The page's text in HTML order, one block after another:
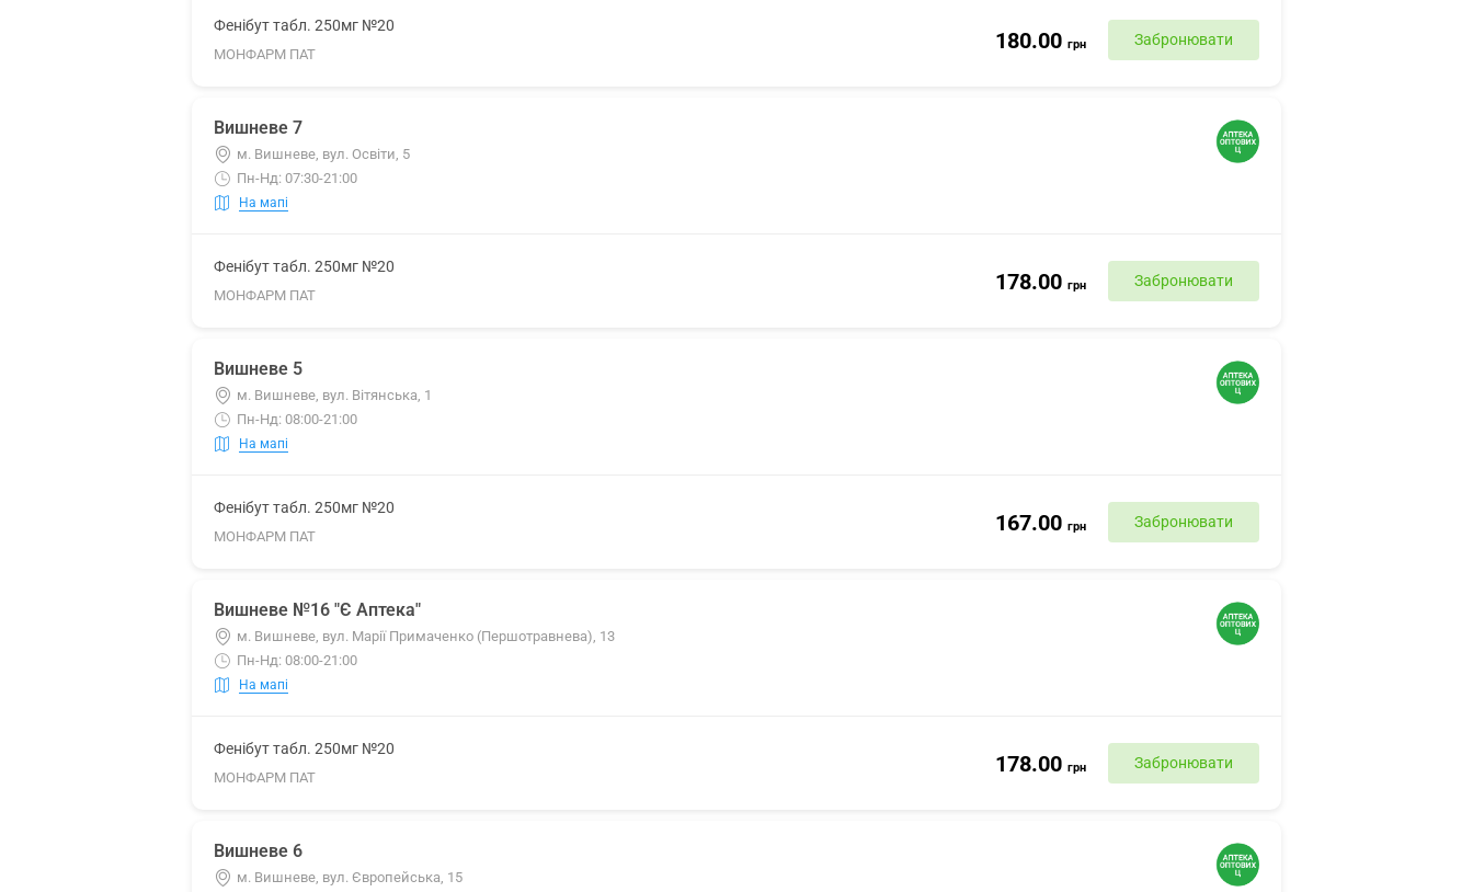
Фенібут табл. 250мг №20
МОНФАРМ ПАТ
180.00 грн Забронювати
Вишневе 7
м. Вишневе, вул. Освіти, 5
Пн-Нд: 07:30-21:00
На мапі
Фенібут табл. 250мг №20
МОНФАРМ ПАТ
178.00 грн Забронювати
Вишневе 5
м. Вишневе, вул. Вітянська, 1
Пн-Нд: 08:00-21:00
На мапі
Фенібут табл. 250мг №20
МОНФАРМ ПАТ
167.00 грн Забронювати
Вишневе №16 "Є Аптека"
м. Вишневе, вул. Марії Примаченко (Першотравнева), 13
Пн-Нд: 08:00-21:00
На мапі
Фенібут табл. 250мг №20
МОНФАРМ ПАТ
178.00 грн Забронювати
Вишневе 6
м. Вишневе, вул. Європейська, 15